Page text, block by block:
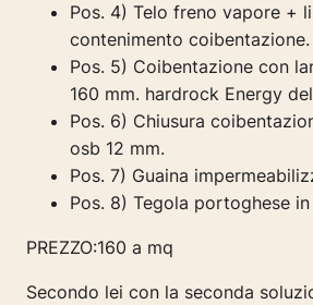
Pos. 4) Telo freno vapore +
contenimento coibentazione.
Pos. 5) Coibentazione con
160 mm. hardrock Energy
Pos. 6) Chiusura
osb 12 mm.
Pos. 7) Guaina
Pos. 8) Tegola portoghese
PREZZO:160 a mq
Secondo lei con la seconda